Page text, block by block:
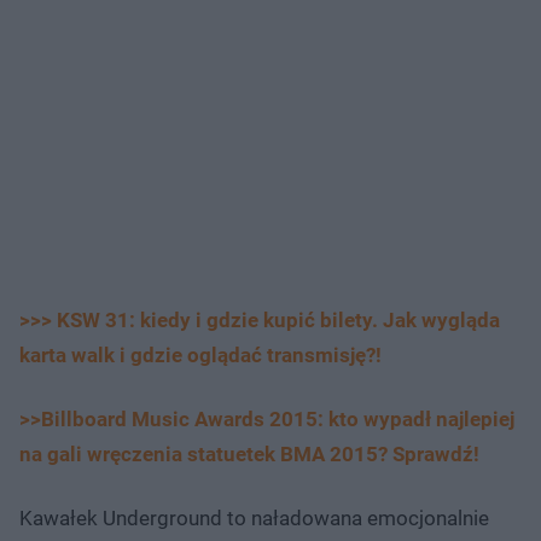
>>> KSW 31: kiedy i gdzie kupić bilety. Jak wygląda
karta walk i gdzie oglądać transmisję?!
>>Billboard Music Awards 2015: kto wypadł najlepiej
na gali wręczenia statuetek BMA 2015? Sprawdź!
Kawałek Underground to naładowana emocjonalnie